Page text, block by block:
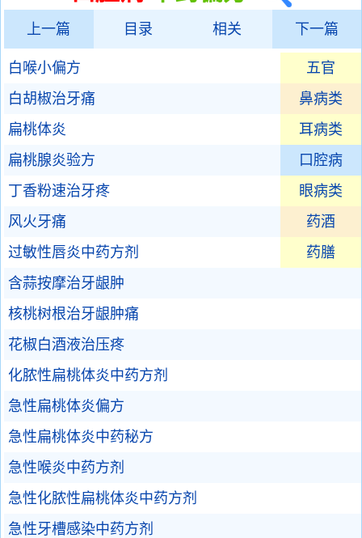
上一篇 目录 相关 下一篇
五官
鼻病类
耳病类
口腔病
眼病类
药酒
药膳
白喉小偏方
白胡椒治牙痛
扁桃体炎
扁桃腺炎验方
丁香粉速治牙疼
风火牙痛
过敏性唇炎中药方剂
含蒜按摩治牙龈肿
核桃树根治牙龈肿痛
花椒白酒液治压疼
化脓性扁桃体炎中药方剂
急性扁桃体炎偏方
急性扁桃体炎中药秘方
急性喉炎中药方剂
急性化脓性扁桃体炎中药方剂
急性牙槽感染中药方剂